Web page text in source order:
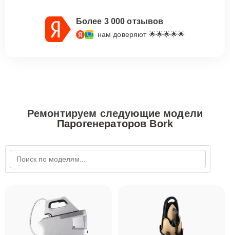
Более 3 000 отзывов
нам доверяют 🌟🌟🌟🌟🌟
Ремонтируем следующие модели
Парогенераторов Bork